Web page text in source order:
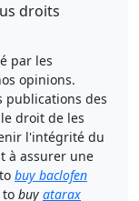
droits
par les
opinions.
publications des
droit de les
l'intégrité du
à assurer une
buy baclofen
to buy atarax